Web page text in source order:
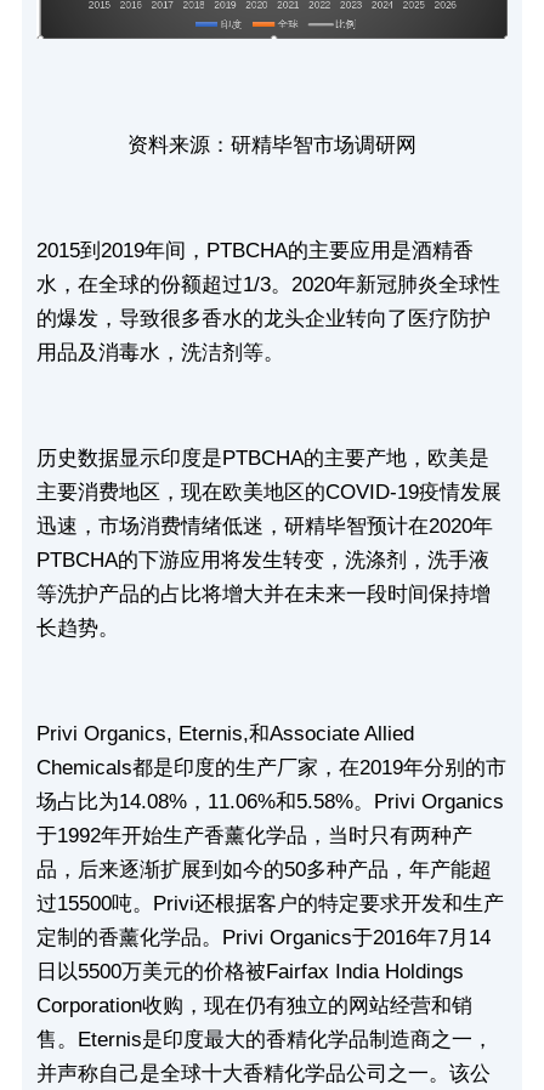
资料来源：研精毕智市场调研网
2015到2019年间，PTBCHA的主要应用是酒精香
水，在全球的份额超过1/3。2020年新冠肺炎全球性
的爆发，导致很多香水的龙头企业转向了医疗防护
用品及消毒水，洗洁剂等。
历史数据显示印度是PTBCHA的主要产地，欧美是
主要消费地区，现在欧美地区的COVID-19疫情发展
迅速，市场消费情绪低迷，研精毕智预计在2020年
PTBCHA的下游应用将发生转变，洗涤剂，洗手液
等洗护产品的占比将增大并在未来一段时间保持增
长趋势。
Privi Organics, Eternis,和Associate Allied
Chemicals都是印度的生产厂家，在2019年分别的市
场占比为14.08%，11.06%和5.58%。Privi Organics
于1992年开始生产香薰化学品，当时只有两种产
品，后来逐渐扩展到如今的50多种产品，年产能超
过15500吨。Privi还根据客户的特定要求开发和生产
定制的香薰化学品。Privi Organics于2016年7月14
日以5500万美元的价格被Fairfax India Holdings
Corporation收购，现在仍有独立的网站经营和销
售。Eternis是印度最大的香精化学品制造商之一，
并声称自己是全球十大香精化学品公司之一。该公